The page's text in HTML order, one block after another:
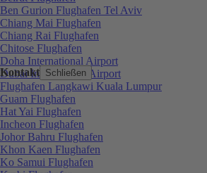
Kontakt Schließen
Ben Gurion Flughafen Tel Aviv
Chiang Mai Flughafen
Chiang Rai Flughafen
Chitose Flughafen
Doha International Airport
Dubai International Airport
Flughafen Langkawi Kuala Lumpur
Guam Flughafen
Hat Yai Flughafen
Incheon Flughafen
Johor Bahru Flughafen
Khon Kaen Flughafen
Ko Samui Flughafen